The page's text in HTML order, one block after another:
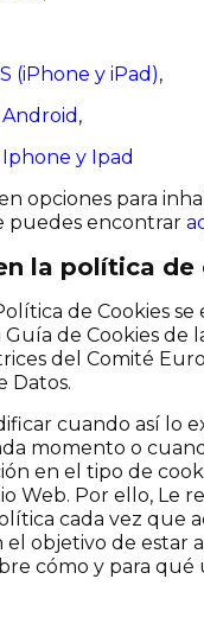
(iPhone y iPad),
,
y Ipad
opciones para
puedes encontrar
la política de
de Cookies
de Cookies de
del Comité
Datos.
cuando así lo
momento o
en el tipo de
Web. Por ello, Le
cada vez que
el objetivo de estar
cómo y para qué